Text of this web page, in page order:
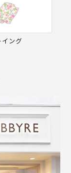
イング